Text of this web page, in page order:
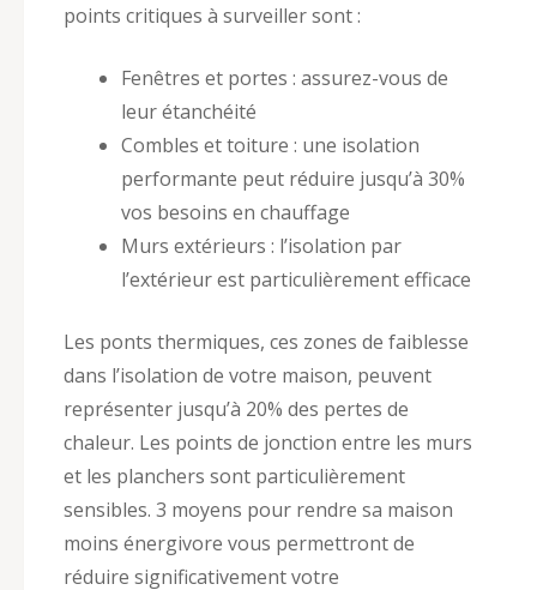
points critiques à surveiller sont :
Fenêtres et portes : assurez-vous de
leur étanchéité
Combles et toiture : une isolation
performante peut réduire jusqu’à 30%
vos besoins en chauffage
Murs extérieurs : l’isolation par
l’extérieur est particulièrement efficace
Les ponts thermiques, ces zones de faiblesse
dans l’isolation de votre maison, peuvent
représenter jusqu’à 20% des pertes de
chaleur. Les points de jonction entre les murs
et les planchers sont particulièrement
sensibles. 3 moyens pour rendre sa maison
moins énergivore vous permettront de
réduire significativement votre